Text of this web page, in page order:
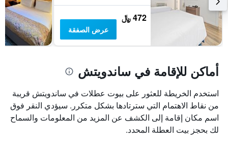
472 ﷼
عرض الصفقة
أماكن للإقامة في ساندويتش
استخدم الخريطة للعثور على بيوت عطلات في ساندويتش قريبة
من نقاط الاهتمام التي سترتادها بشكل متكرر. سيؤدي النقر فوق
اسم مكان إقامة إلى الكشف عن المزيد من المعلومات والسماح
لك بحجز بيت العطلة المحدد.